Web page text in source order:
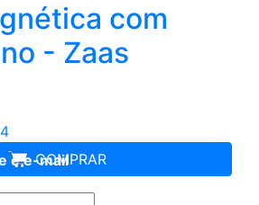
com
- Zaas
COMPRAR
e e-mail